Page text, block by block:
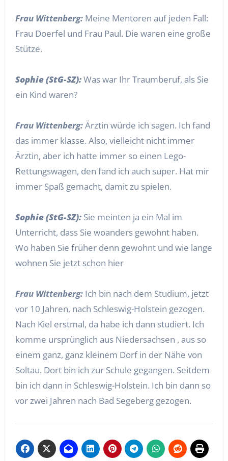
Frau Wittenberg:Meine Mentoren auf jeden Fall:
Frau Doerfel und Frau Paul. Die waren eine große
Stütze.
Sophie (StG-SZ):Was war Ihr Traumberuf, als Sie
ein Kind waren?
Frau Wittenberg:Ärztin würde ich sagen. Ich fand
das immer klasse. Also, vielleicht nicht immer
Ärztin, aber ich hatte immer so einen Lego-
Rettungswagen, den fand ich auch super. Hat mir
immer Spaß gemacht, damit zu spielen.
Sophie (StG-SZ):Sie meinten ja ein Mal im
Unterricht, dass Sie woanders gewohnt haben.
Wo haben Sie früher denn gewohnt und wie lange
wohnen Sie jetzt schon hier
Frau Wittenberg:Ich bin nach dem Studium, jetzt
vor 10 Jahren, nach Schleswig-Holstein gezogen.
Nach Kiel erstmal, da habe ich dann studiert. Ich
komme ursprünglich aus Niedersachsen , aus so
einem ganz, ganz kleinem Dorf in der Nähe von
Soltau. Dort bin ich zur Schule gegangen. Seitdem
bin ich dann in Schleswig-Holstein. Ich bin dann so
vor zwei Jahren nach Bad Segeberg gezogen.